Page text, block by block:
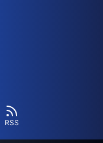
RSS